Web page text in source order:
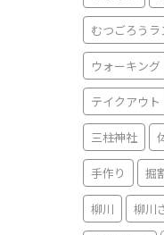
むつごろうラ
ウォーキング
テイクアウト
三柱神社
手作り 掘
柳川 柳川